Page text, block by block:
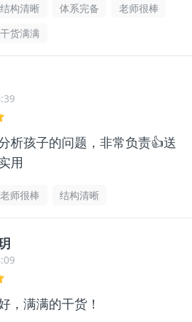
结构清晰 体系完备
老师很棒
干货满满
析孩子的问题，非常负责👍送
用
老师很棒 结构清晰
，满满的干货！